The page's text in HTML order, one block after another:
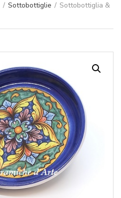
/ Sottobottiglie / Sottobottiglia &